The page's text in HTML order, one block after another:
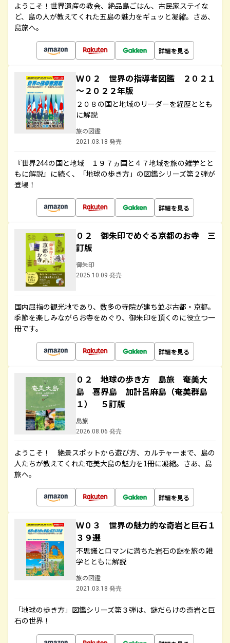
ようこそ！世界遺産の教会、絶品島ごはん、古民家ステイな
ど、島の人が教えてくれた五島の魅力をギュッと凝縮。さあ、
島旅へ。
詳細を見る
Ｗ０２ 世界の指導者図鑑 ２０２１
～２０２２年版
２０８の国と地域のリーダーを経歴ととも
に解説
旅の図鑑
2021.03.18 発売
『世界244の国と地域 １９７ヵ国と４７地域を旅の雑学とと
もに解説』に続く、「地球の歩き方」の図鑑シリーズ第２弾が
登場！
詳細を見る
０２ 御朱印でめぐる京都のお寺 三
訂版
御朱印
2025.10.09 発売
国内屈指の観光地であり、数多の寺院が建ち並ぶ古都・京都。
季節を楽しみながらお寺をめぐり、御朱印を頂くのに役立つ一
冊です。
詳細を見る
０２ 地球の歩き方 島旅 奄美大
島 喜界島 加計呂麻島（奄美群島
１） ５訂版
島旅
2026.08.06 発売
ようこそ！ 絶景スポットから遊び方、カルチャーまで、島の
人たちが教えてくれた奄美大島の魅力を1冊に凝縮。さあ、島
旅へ。
詳細を見る
Ｗ０３ 世界の魅力的な奇岩と巨石１
３９選
不思議とロマンに満ちた岩石の謎を旅の雑
学とともに解説
旅の図鑑
2021.03.18 発売
「地球の歩き方」図鑑シリーズ第３弾は、謎だらけの奇岩と巨
石の世界！